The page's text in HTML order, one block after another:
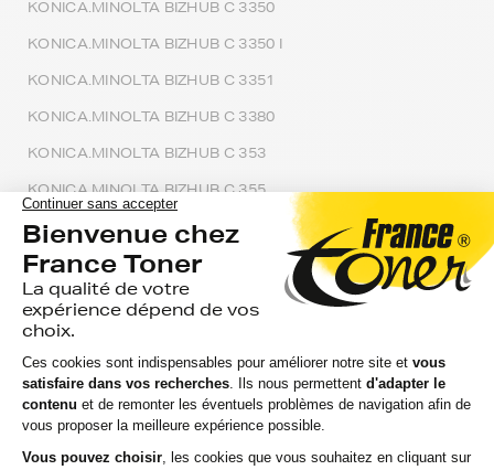
KONICA.MINOLTA BIZHUB C 3350
KONICA.MINOLTA BIZHUB C 3350 I
KONICA.MINOLTA BIZHUB C 3351
KONICA.MINOLTA BIZHUB C 3380
KONICA.MINOLTA BIZHUB C 353
KONICA.MINOLTA BIZHUB C 355
KONICA.MINOLTA BIZHUB C 360 I
KONICA.MINOLTA BIZHUB C 364
KONICA.MINOLTA BIZHUB C 364 E
KONICA.MINOLTA BIZHUB C 367
KONICA.MINOLTA BIZHUB C 368
KONICA.MINOLTA BIZHUB C 384